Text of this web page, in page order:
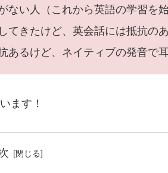
ない人（これから英語の学習を始
てきたけど、英会話には抵抗の
あるけど、ネイティブの発音で
ます！